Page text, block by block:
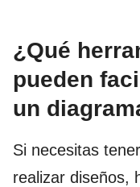
¿Qué
pueden
un
Si necesitas
realizar diseños,